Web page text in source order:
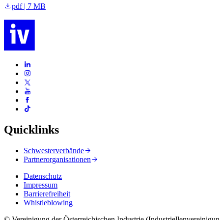
pdf | 7 MB
Quicklinks
Schwesterverbände
Partnerorganisationen
Datenschutz
Impressum
Barrierefreiheit
Whistleblowing